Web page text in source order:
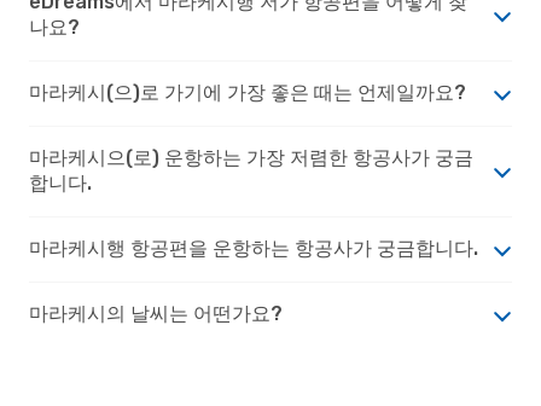
나요?
마라케시(으)로 가기에 가장 좋은 때는 언제일까요?
마라케시으(로) 운항하는 가장 저렴한 항공사가 궁금
합니다.
마라케시행 항공편을 운항하는 항공사가 궁금합니다.
마라케시의 날씨는 어떤가요?